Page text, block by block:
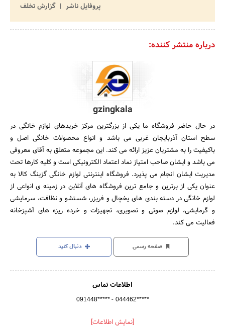
پروفایل ناشر
گزارش تخلف
درباره منتشر کننده:
gzingkala
در حال حاضر فروشگاه ما یکی از بزرگترین مرکز خریدهای لوازم خانگی در
سطح استان آذربایجان غربی می باشد و انواع محصولات خانگی اصل و
باکیفیت را به مشتریان عزیز ارائه می کند. این مجموعه متعلق به آقای معروفی
می باشد و ایشان صاحب امتیاز نماد اعتماد الکترونیکی است و کلیه کارها تحت
مدیریت ایشان انجام می پذیرد. فروشگاه اینترنتی لوازم خانگی گزینگ کالا به
عنوان یکی از برترین و جامع ترین فروشگاه های آنلاین در زمینه ی انواعی از
لوازم خانگی در دسته بندی های یخچال و فریزر، شستشو و نظافت، سرمایشی
و گرمایشی، لوازم صوتی و تصویری، تجهیزات و خرده ریزه های آشپزخانه
فعالیت می کند.
صفحه رسمی دنبال کنید
اطلاعات تماس
091448***** - 044462*****
[نمایش اطلاعات]